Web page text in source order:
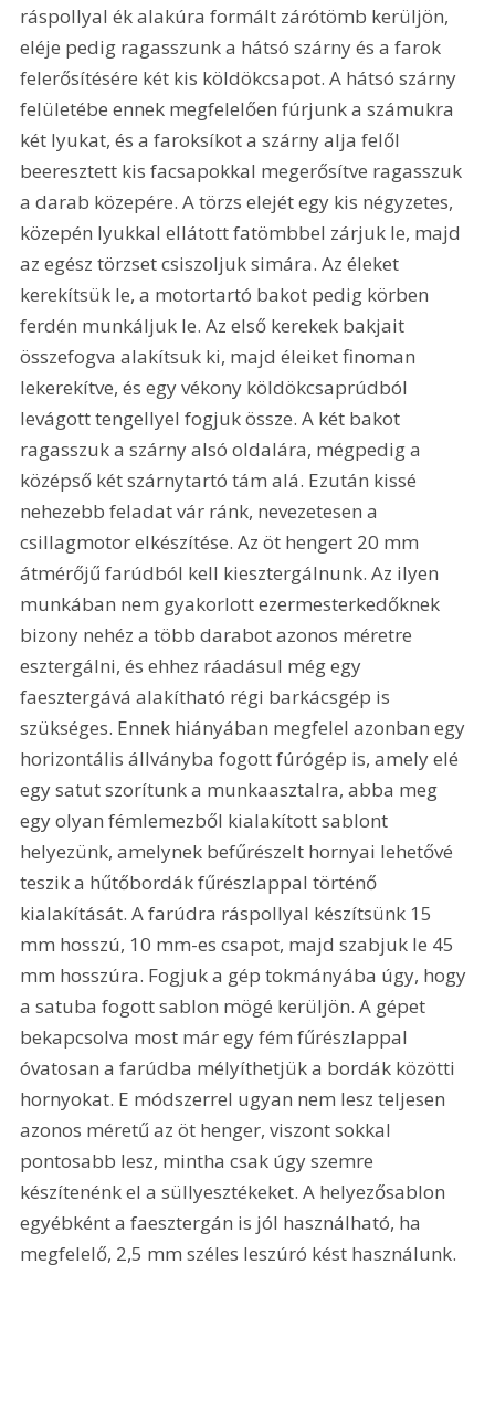
ráspollyal ék alakúra formált zárótömb kerüljön,
eléje pedig ragasszunk a hátsó szárny és a farok
felerősítésére két kis köldökcsapot. A hátsó szárny
felületébe ennek megfelelően fúrjunk a számukra
két lyukat, és a faroksíkot a szárny alja felől
beeresztett kis facsapokkal megerősítve ragasszuk
a darab közepére. A törzs elejét egy kis négyzetes,
közepén lyukkal ellátott fatömbbel zárjuk le, majd
az egész törzset csiszoljuk simára. Az éleket
kerekítsük le, a motortartó bakot pedig körben
ferdén munkáljuk le. Az első kerekek bakjait
összefogva alakítsuk ki, majd éleiket finoman
lekerekítve, és egy vékony köldökcsaprúdból
levágott tengellyel fogjuk össze. A két bakot
ragasszuk a szárny alsó oldalára, mégpedig a
középső két szárnytartó tám alá. Ezután kissé
nehezebb feladat vár ránk, nevezetesen a
csillagmotor elkészítése. Az öt hengert 20 mm
átmérőjű farúdból kell kiesztergálnunk. Az ilyen
munkában nem gyakorlott ezermesterkedőknek
bizony nehéz a több darabot azonos méretre
esztergálni, és ehhez ráadásul még egy
faesztergává alakítható régi barkácsgép is
szükséges. Ennek hiányában megfelel azonban egy
horizontális állványba fogott fúrógép is, amely elé
egy satut szorítunk a munkaasztalra, abba meg
egy olyan fémlemezből kialakított sablont
helyezünk, amelynek befűrészelt hornyai lehetővé
teszik a hűtőbordák fűrészlappal történő
kialakítását. A farúdra ráspollyal készítsünk 15
mm hosszú, 10 mm-es csapot, majd szabjuk le 45
mm hosszúra. Fogjuk a gép tokmányába úgy, hogy
a satuba fogott sablon mögé kerüljön. A gépet
bekapcsolva most már egy fém fűrészlappal
óvatosan a farúdba mélyíthetjük a bordák közötti
hornyokat. E módszerrel ugyan nem lesz teljesen
azonos méretű az öt henger, viszont sokkal
pontosabb lesz, mintha csak úgy szemre
készítenénk el a süllyesztékeket. A helyezősablon
egyébként a faesztergán is jól használható, ha
megfelelő, 2,5 mm széles leszúró kést használunk.